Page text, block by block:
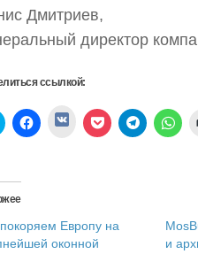
Дмитриев,
директор
ссылкой:
Нажмите,
чтобы
(Открывается
новом
Нажмите,
чтобы
Нажмите,
чтобы
поделиться
Нажмите,
чтобы
окне)
Нажмите,
чтобы
Европу на
оконной
и